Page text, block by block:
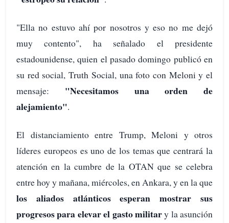
"Ella no estuvo ahí por nosotros y eso no me dejó
muy contento", ha señalado el presidente
estadounidense, quien el pasado domingo publicó en
su red social, Truth Social, una foto con Meloni y el
mensaje: "Necesitamos una orden de
alejamiento".
El distanciamiento entre Trump, Meloni y otros
líderes europeos es uno de los temas que centrará la
atención en la cumbre de la OTAN que se celebra
entre hoy y mañana, miércoles, en Ankara, y en la que
los aliados atlánticos esperan mostrar sus
progresos para elevar el gasto military la asunción